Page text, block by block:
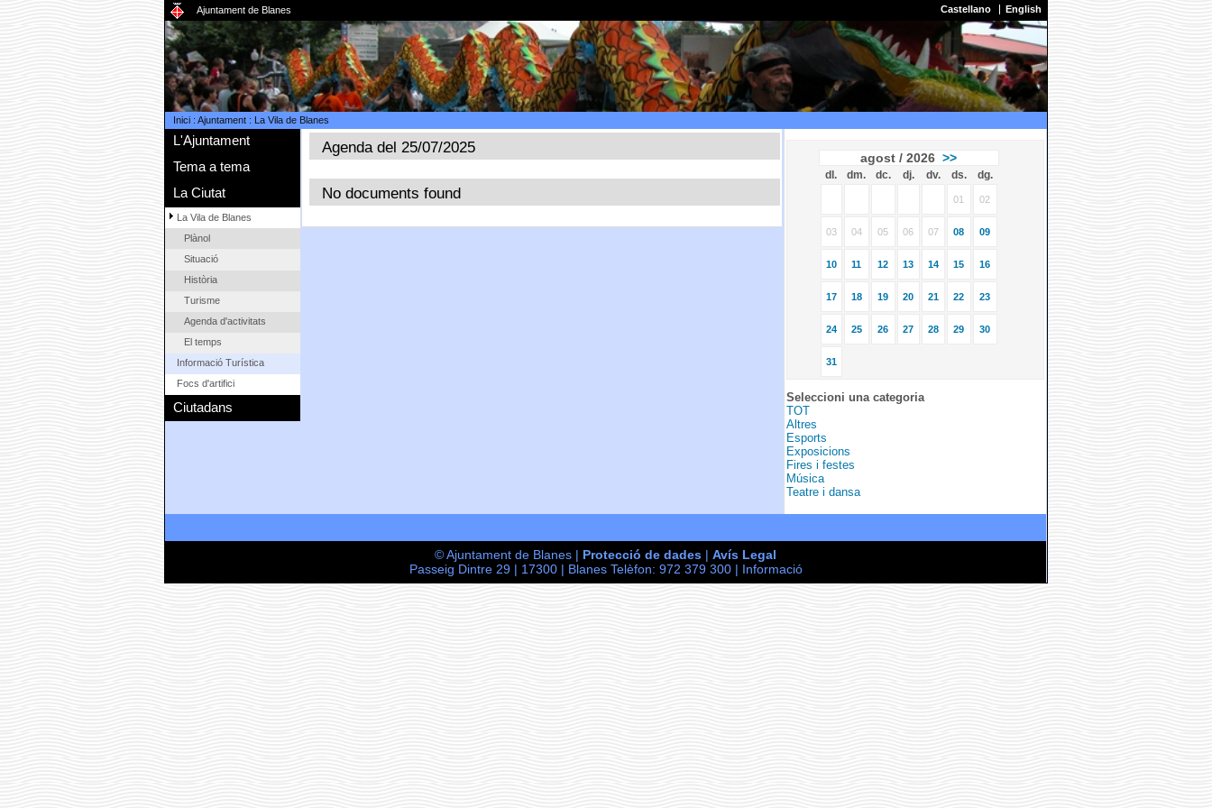
Ajuntament de Blanes Castellano English
Inici: Ajuntament: La Vila de Blanes
L'Ajuntament
Tema a tema
La Ciutat
La Vila de Blanes
Plànol
Situació
Història
Turisme
Agenda d'activitats
El temps
Informació Turística
Focs d'artifici
Ciutadans
Agenda del 25/07/2025
No documents found
agost / 2026>>
dl. dm. dc. dj. dv. ds. dg.
01 02
03 04 05 06 07 08 09
10 11 12 13 14 15 16
17 18 19 20 21 22 23
24 25 26 27 28 29 30
31
Seleccioni una categoria
TOT
Altres
Esports
Exposicions
Fires i festes
Música
Teatre i dansa
© Ajuntament de Blanes | Protecció de dades | Avís Legal
Passeig Dintre 29 | 17300 | Blanes Telèfon: 972 379 300 | Informació